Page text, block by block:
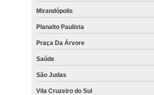
Mirandópolis
Planalto Paulista
Praça Da Árvore
Saúde
São Judas
Vila Cruzeiro do Sul